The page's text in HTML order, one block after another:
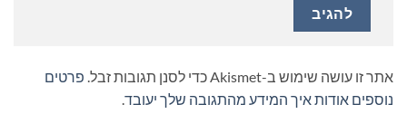
אתר זו עושה שימוש ב-Akismet כדי לסנן תגובות זבל.
פרטים
נוספים אודות איך המידע מהתגובה שלך יעובד